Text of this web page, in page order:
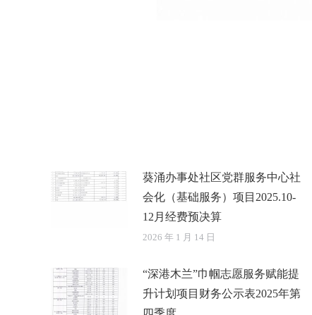
葵涌办事处社区党群服务中心社
会化（基础服务）项目2025.10-
12月经费预决算
2026 年 1 月 14 日
“深港木兰”巾帼志愿服务赋能提
升计划项目财务公示表2025年第